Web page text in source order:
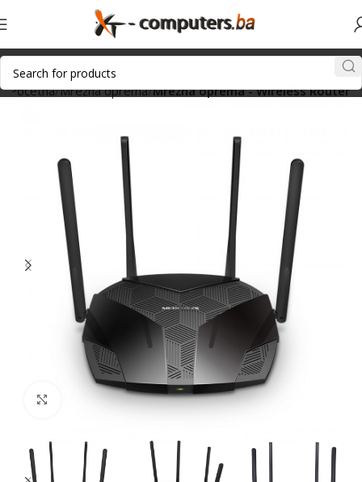
Početna Mrežna oprema Mrežna oprema - Wireless Router
Click to enlarge